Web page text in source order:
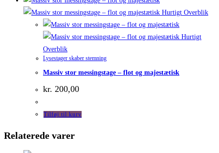
Hurtigt Overblik
Hurtigt
Overblik
Lysestager skaber stemning
Massiv stor messingstage – flot og majestætisk
kr. 200,00
Tilføj til kurv
Relaterede varer